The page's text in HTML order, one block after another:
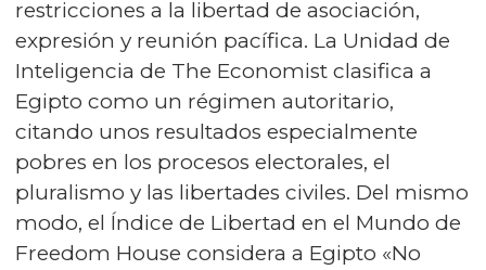
restricciones a la libertad de asociación,
expresión y reunión pacífica. La Unidad de
Inteligencia de The Economist clasifica a
Egipto como un régimen autoritario,
citando unos resultados especialmente
pobres en los procesos electorales, el
pluralismo y las libertades civiles. Del mismo
modo, el Índice de Libertad en el Mundo de
Freedom House considera a Egipto «No